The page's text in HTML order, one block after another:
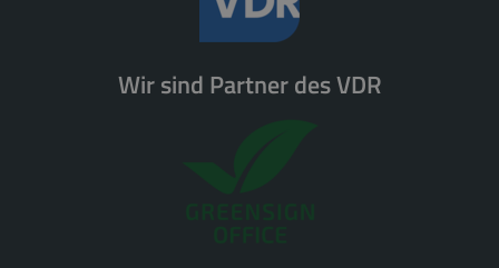
Wir sind Partner des VDR